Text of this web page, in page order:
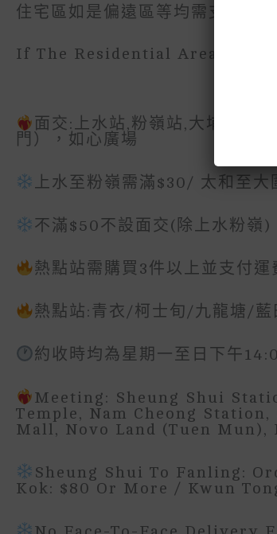
住宅區如是偏遠區等均需支付偏遠
If The Residential Area Is In
面交:上水站,粉嶺站,大埔站,大
門），如心廣場
上水至粉嶺需滿$30/ 太和至
不滿$50不設面交(除上水粉嶺)
熱點站需購買3件以上並支付
熱點站:青衣/柯士旬/九龍塘/
約收時均為星期一至日下午
Meeting: Sheung Shui
Temple, Nam Cheong
Mall, Novo Land (Tuen Mun),
Sheung Shui To Fanling:
Kok: $80 Or More / Kwun